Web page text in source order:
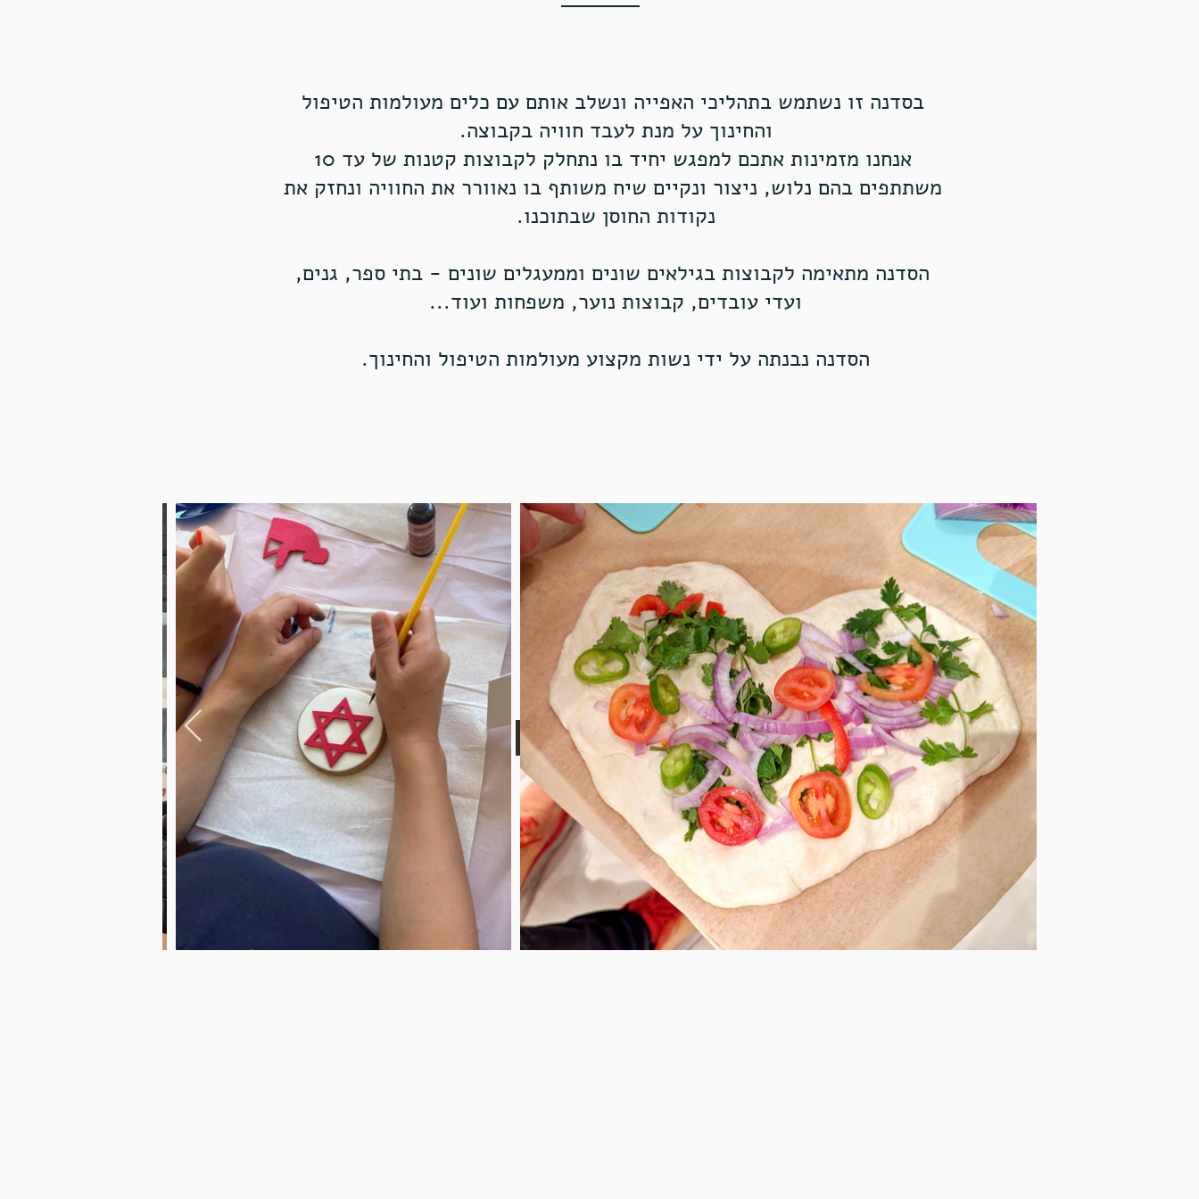
בסדנה זו נשתמש בתהליכי האפייה ונשלב אותם עם כלים מעולמות הטיפול
והחינוך על מנת לעבד חוויה בקבוצה.
אנחנו מזמינות אתכם למפגש יחיד בו נתחלק לקבוצות קטנות של עד 10
משתתפים בהם נלוש, ניצור ונקיים שיח משותף בו נאוורר את החוויה ונחזק את
נקודות החוסן שבתוכנו.
הסדנה מתאימה לקבוצות בגילאים שונים וממעגלים שונים - בתי ספר, גנים,
ועדי עובדים, קבוצות נוער, משפחות ועוד...
הסדנה נבנתה על ידי נשות מקצוע מעולמות הטיפול והחינוך.
לתיאום סדנה לחצו כאן